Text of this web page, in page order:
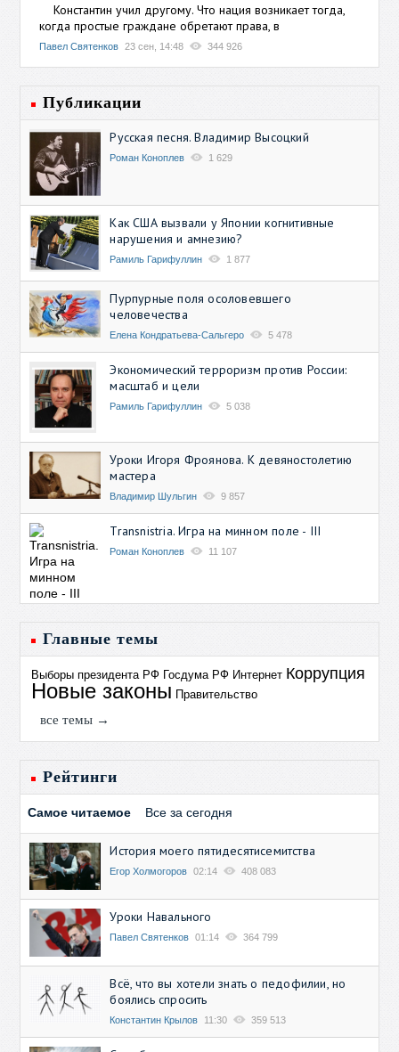
Константин учил другому. Что нация возникает тогда,
когда простые граждане обретают права, в
Павел Святенков 23 сен, 14:48 344 926
Публикации
Русская песня. Владимир Высоцкий
Роман Коноплев 1 629
Как США вызвали у Японии когнитивные
нарушения и амнезию?
Рамиль Гарифуллин 1 877
Пурпурные поля осоловевшего
человечества
Елена Кондратьева-Сальгеро 5 478
Экономический терроризм против России:
масштаб и цели
Рамиль Гарифуллин 5 038
Уроки Игоря Фроянова. К девяностолетию
мастера
Владимир Шульгин 9 857
Transnistria. Игра на минном поле - III
Роман Коноплев 11 107
Главные темы
Выборы президента РФ Госдума РФ Интернет Коррупция
Новые законы Правительство
все темы →
Рейтинги
Самое читаемое Все за сегодня
История моего пятидесятисемитства
Егор Холмогоров 02:14 408 083
Уроки Навального
Павел Святенков 01:14 364 799
Всё, что вы хотели знать о педофилии, но
боялись спросить
Константин Крылов 11:30 359 513